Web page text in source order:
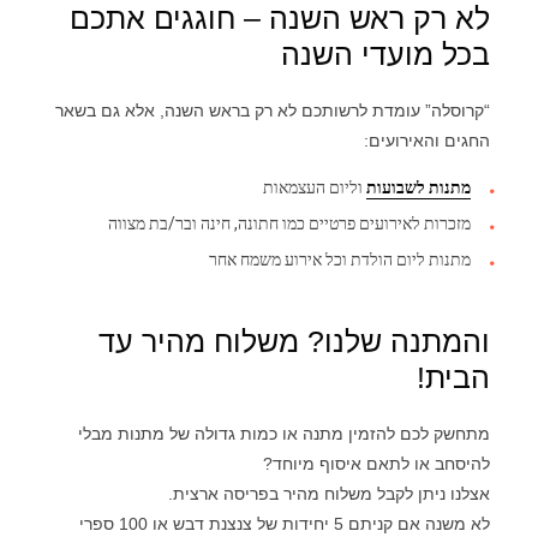
לא רק ראש השנה – חוגגים אתכם
בכל מועדי השנה
“קרוסלה” עומדת לרשותכם לא רק בראש השנה, אלא גם בשאר
החגים והאירועים:
מתנות לשבועות וליום העצמאות
מזכרות לאירועים פרטיים כמו חתונה, חינה ובר/בת מצווה
מתנות ליום הולדת וכל אירוע משמח אחר
והמתנה שלנו? משלוח מהיר עד
הבית!
מתחשק לכם להזמין מתנה או כמות גדולה של מתנות מבלי
להיסחב או לתאם איסוף מיוחד?
אצלנו ניתן לקבל משלוח מהיר בפריסה ארצית.
לא משנה אם קניתם 5 יחידות של צנצנת דבש או 100 ספרי